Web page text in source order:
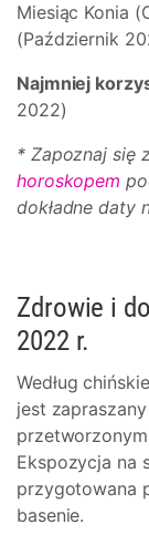
Miesiąc Konia
(Październik
Najmniej
2022)
* Zapoznaj się
horoskopem
dokładne daty
Zdrowie i
2022 r.
Według
jest
Ekspozycja na
przygotowana
basenie.